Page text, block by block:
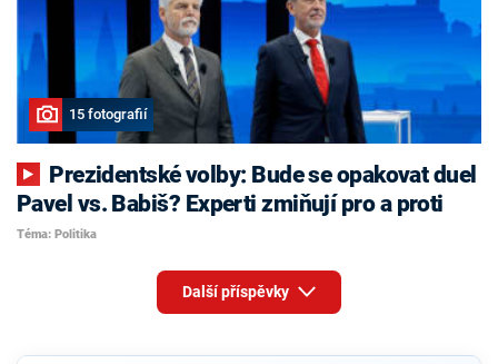
15 fotografií
Pavel vs. Babiš? Experti zmiňují pro a proti
Téma: Politika
Další příspěvky